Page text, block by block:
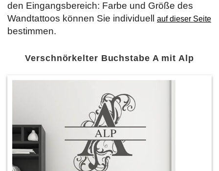
den Eingangsbereich: Farbe und Größe des
Wandtattoos können Sie individuell
auf dieser Seite
bestimmen.
Verschnörkelter Buchstabe A mit Alp